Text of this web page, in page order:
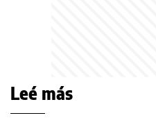
Leé más